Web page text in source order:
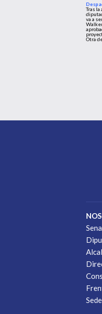
Tras
va a
Otra